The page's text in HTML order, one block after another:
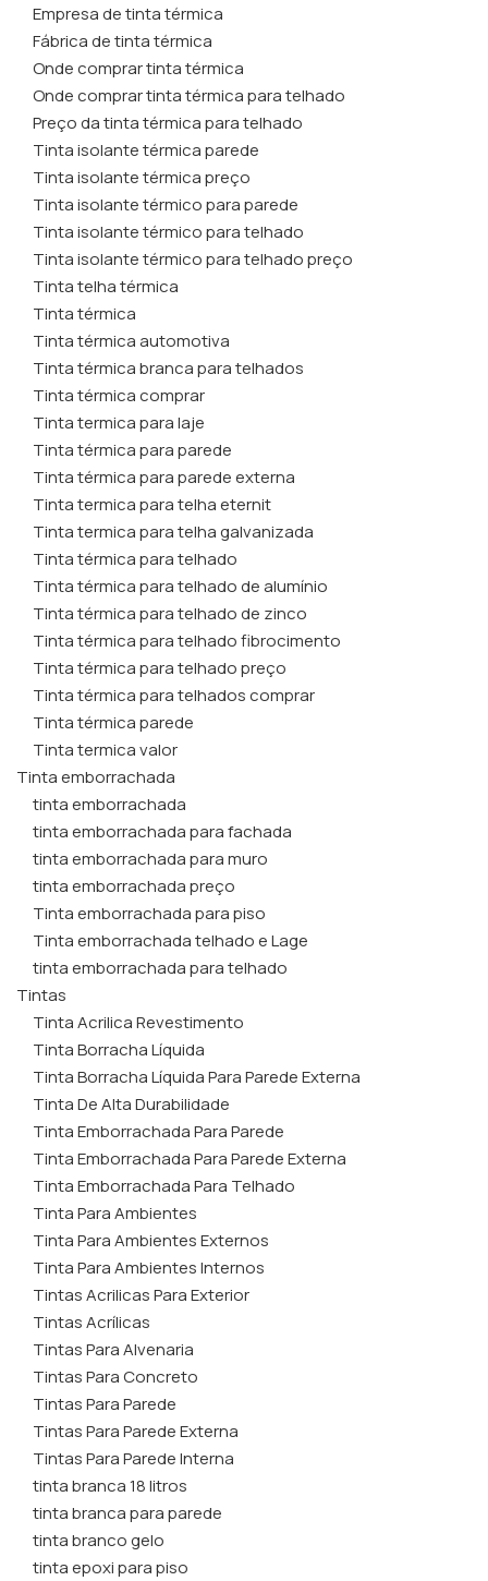
Empresa de tinta térmica
Fábrica de tinta térmica
Onde comprar tinta térmica
Onde comprar tinta térmica para telhado
Preço da tinta térmica para telhado
Tinta isolante térmica parede
Tinta isolante térmica preço
Tinta isolante térmico para parede
Tinta isolante térmico para telhado
Tinta isolante térmico para telhado preço
Tinta telha térmica
Tinta térmica
Tinta térmica automotiva
Tinta térmica branca para telhados
Tinta térmica comprar
Tinta termica para laje
Tinta térmica para parede
Tinta térmica para parede externa
Tinta termica para telha eternit
Tinta termica para telha galvanizada
Tinta térmica para telhado
Tinta térmica para telhado de alumínio
Tinta térmica para telhado de zinco
Tinta térmica para telhado fibrocimento
Tinta térmica para telhado preço
Tinta térmica para telhados comprar
Tinta térmica parede
Tinta termica valor
Tinta emborrachada
tinta emborrachada
tinta emborrachada para fachada
tinta emborrachada para muro
tinta emborrachada preço
Tinta emborrachada para piso
Tinta emborrachada telhado e Lage
tinta emborrachada para telhado
Tintas
Tinta Acrilica Revestimento
Tinta Borracha Líquida
Tinta Borracha Líquida Para Parede Externa
Tinta De Alta Durabilidade
Tinta Emborrachada Para Parede
Tinta Emborrachada Para Parede Externa
Tinta Emborrachada Para Telhado
Tinta Para Ambientes
Tinta Para Ambientes Externos
Tinta Para Ambientes Internos
Tintas Acrilicas Para Exterior
Tintas Acrílicas
Tintas Para Alvenaria
Tintas Para Concreto
Tintas Para Parede
Tintas Para Parede Externa
Tintas Para Parede Interna
tinta branca 18 litros
tinta branca para parede
tinta branco gelo
tinta epoxi para piso